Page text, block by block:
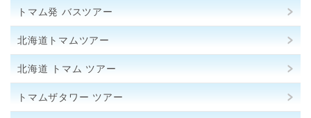
トマム発 バスツアー
北海道トマムツアー
北海道 トマム ツアー
トマムザタワー ツアー